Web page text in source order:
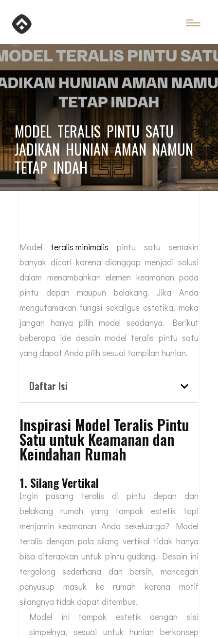
MODEL TERALIS PINTU SATU
JADIKAN HUNIAN AMAN NAMUN
TETAP INDAH
Model teralis minimalis pintu satu semakin
banyak dicari karena dianggap menjadi solusi
dalam menambahkan elemen keamanan pada
pintu depan maupun belakang. Jika Anda
mengutamakan fungsi sekaligus estetika, maka
jangan hanya pilih model seadanya. Berikut
beberapa ide desain model teralis pintu satu
yang dapat Anda pilih sesuai tampilan hunian.
Daftar Isi
Inspirasi Model Teralis Pintu
Satu untuk Keamanan dan
Keindahan Rumah
1. Silang Vertikal
Ingin pasang teralis di pintu depan dan
belakang rumah yang tampak estetik tapi
menjamin keamanan Anda sekeluarga? Model
teralis dengan pola silang vertikal tidak hanya
bisa diterapkan untuk pintu gudang. Desain ini
tergolong sederhana dan bersih, mencegah
penyusup masuk ke rumah karena motif
silangnya tidak dapat ditembus.
Model ini tampak estetik dengan sisi
simpelnya, sesuai untuk hunian berkonsep